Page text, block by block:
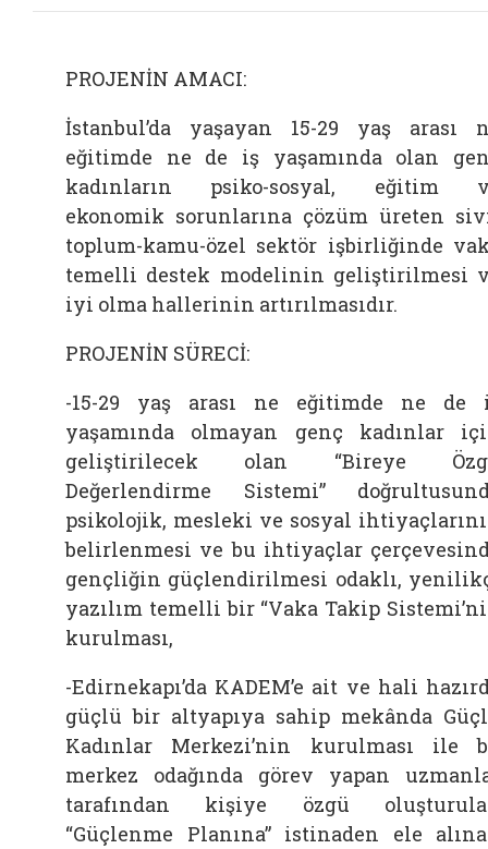
PROJENİN AMACI:
İstanbul’da yaşayan 15-29 yaş arası
eğitimde ne de iş yaşamında olan
kadınların psiko-sosyal, eğitim
ekonomik sorunlarına çözüm üreten
toplum-kamu-özel sektör işbirliğinde
temelli destek modelinin geliştirilmesi
iyi olma hallerinin artırılmasıdır.
PROJENİN SÜRECİ:
-15-29 yaş arası ne eğitimde ne de
yaşamında olmayan genç kadınlar
geliştirilecek olan “Bireye
Değerlendirme Sistemi”
psikolojik, mesleki ve sosyal
belirlenmesi ve bu ihtiyaçlar
gençliğin güçlendirilmesi odaklı,
yazılım temelli bir “Vaka Takip
kurulması,
-Edirnekapı’da KADEM’e ait ve hali
güçlü bir altyapıya sahip mekânda
Kadınlar Merkezi’nin kurulması ile
merkez odağında görev yapan
tarafından kişiye özgü
“Güçlenme Planına” istinaden ele